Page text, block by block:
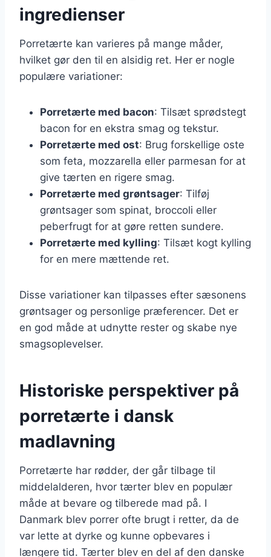
ingredienser
Porretærte kan varieres på mange måder,
hvilket gør den til en alsidig ret. Her er nogle
populære variationer:
Porretærte med bacon: Tilsæt sprødstegt
bacon for en ekstra smag og tekstur.
Porretærte med ost: Brug forskellige oste
som feta, mozzarella eller parmesan for at
give tærten en rigere smag.
Porretærte med grøntsager: Tilføj
grøntsager som spinat, broccoli eller
peberfrugt for at gøre retten sundere.
Porretærte med kylling: Tilsæt kogt kylling
for en mere mættende ret.
Disse variationer kan tilpasses efter sæsonens
grøntsager og personlige præferencer. Det er
en god måde at udnytte rester og skabe nye
smagsoplevelser.
Historiske perspektiver på
porretærte i dansk
madlavning
Porretærte har rødder, der går tilbage til
middelalderen, hvor tærter blev en populær
måde at bevare og tilberede mad på. I
Danmark blev porrer ofte brugt i retter, da de
var lette at dyrke og kunne opbevares i
længere tid. Tærter blev en del af den danske